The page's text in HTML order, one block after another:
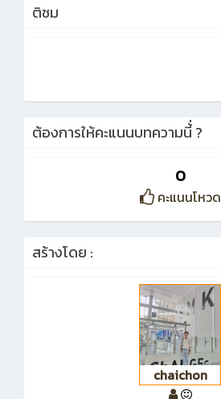
ติชม
ต้องการให้คะแนนบทความนี้่ ?
0
คะแนนโหวด
สร้างโดย :
chaichon